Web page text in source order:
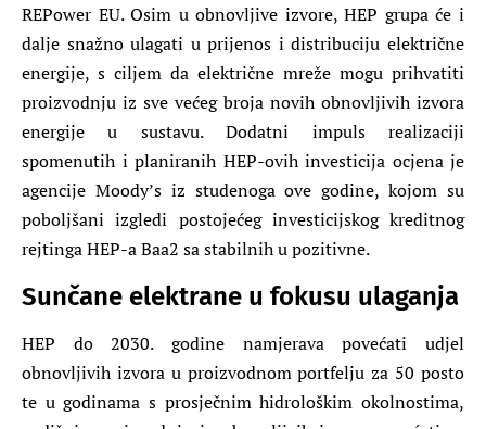
REPower EU. Osim u obnovljive izvore, HEP grupa će i
dalje snažno ulagati u prijenos i distribuciju električne
energije, s ciljem da električne mreže mogu prihvatiti
proizvodnju iz sve većeg broja novih obnovljivih izvora
energije u sustavu. Dodatni impuls realizaciji
spomenutih i planiranih HEP-ovih investicija ocjena je
agencije Moody’s iz studenoga ove godine, kojom su
poboljšani izgledi postojećeg investicijskog kreditnog
rejtinga HEP-a Baa2 sa stabilnih u pozitivne.
Sunčane elektrane u fokusu ulaganja
HEP do 2030. godine namjerava povećati udjel
obnovljivih izvora u proizvodnom portfelju za 50 posto
te u godinama s prosječnim hidrološkim okolnostima,